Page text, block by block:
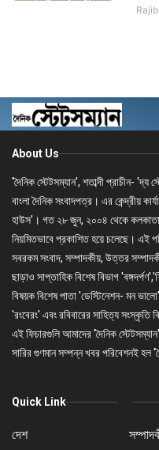
About Us
'দৈনিক স্টেটসম্যান', শতাব্দী প্রাচীন- 'দ্য
বাংলা দৈনিক সংবাদপত্র। এর কেন্দ্রীয়
হাউস'। গত ২৮ জুন, ২০০৪ থেকে কলকাতা
নিয়মিতভাবে প্রকাশিত হয়ে চলেছে। এই
সবরকম সংবাদ, সম্পাদকীয়, উত্তর
ছাড়াও সাপ্তাহিক বিশেষ বিভাগ
বিষয়ক বিশেষ পাতা 'ডেস্টিনেশন- মন
'রংবেরং' এবং রবিবারের সাহিত্য সংস্কৃতি
এই ফিচারগুলি আমাদের 'দৈনিক
সারির গুণমান সম্পন্ন খবর পরিবেশনই হল
Quick Link
দেশ